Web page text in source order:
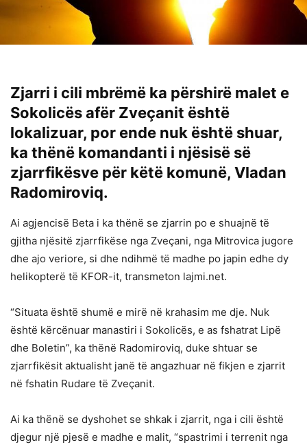
Zjarri i cili mbrëmë ka përshirë malet e
Sokolicës afër Zveçanit është
lokalizuar, por ende nuk është shuar,
ka thënë komandanti i njësisë së
zjarrfikësve për këtë komunë, Vladan
Radomiroviq.
Ai agjencisë Beta i ka thënë se zjarrin po e shuajnë të
gjitha njësitë zjarrfikëse nga Zveçani, nga Mitrovica jugore
dhe ajo veriore, si dhe ndihmë të madhe po japin edhe dy
helikopterë të KFOR-it, transmeton lajmi.net.
“Situata është shumë e mirë në krahasim me dje. Nuk
është kërcënuar manastiri i Sokolicës, e as fshatrat Lipë
dhe Boletin”, ka thënë Radomiroviq, duke shtuar se
zjarrfikësit aktualisht janë të angazhuar në fikjen e zjarrit
në fshatin Rudare të Zveçanit.
Ai ka thënë se dyshohet se shkak i zjarrit, nga i cili është
djegur një pjesë e madhe e malit, “spastrimi i terrenit nga